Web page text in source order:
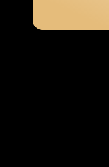
курса вы
американского